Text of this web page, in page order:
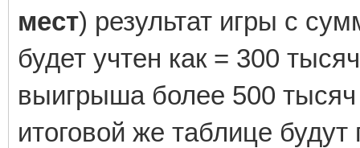
мест) результат игры с
будет учтен как = 300
выигрыша более 500 тысяч
итоговой же таблице